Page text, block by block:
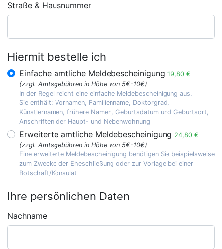
Straße & Hausnummer
Hiermit bestelle ich
Einfache amtliche Meldebescheinigung 19,80 €
(zzgl. Amtsgebühren in Höhe von 5€-10€)
In der Regel reicht eine einfache Meldebescheinigung aus.
Sie enthält: Vornamen, Familienname, Doktorgrad,
Künstlernamen, frühere Namen, Geburtsdatum und Geburtsort,
Anschriften der Haupt- und Nebenwohnung
Erweiterte amtliche Meldebescheinigung 24,80 €
(zzgl. Amtsgebühren in Höhe von 5€-10€)
Eine erweiterte Meldebescheinigung benötigen Sie beispielsweise
zum Zwecke der Eheschließung oder zur Vorlage bei einer
Botschaft/Konsulat
Ihre persönlichen Daten
Nachname